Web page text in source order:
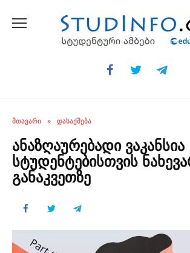
ᲛᲗᲐᲕᲐᲠᲘ » ᲓᲐᲡᲐᲥᲛᲔᲑᲐ
ანაზღაურებადი ვაკანსია
სტუდენტებისთვის
განაკვეთზე